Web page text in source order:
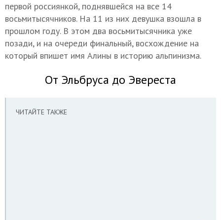
первой россиянкой, поднявшейся на все 14
восьмитысячников. На 11 из них девушка взошла в
прошлом году. В этом два восьмитысячника уже
позади, и на очереди финальный, восхождение на
который впишет имя Алины в историю альпинизма.
От Эльбруса до Эвереста
ЧИТАЙТЕ ТАКЖЕ